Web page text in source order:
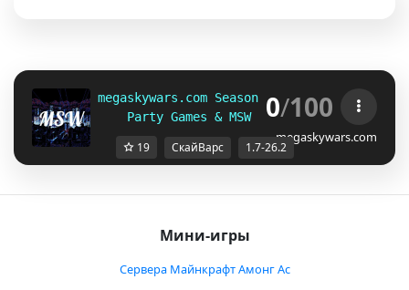
megaskywars.com Season 4.0 1.7-26.2
Party Games & MSW duels
Native
0/100
megaskywars.com
19 СкайВарс 1.7-26.2
Мини-игры
Сервера Майнкрафт Амонг Ас